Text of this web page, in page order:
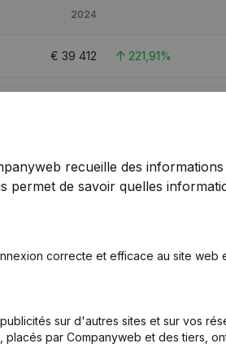
2024
€ 39 412 221,91%
…) - Modification Forme
(NL)
recueille des
permet de savoir quelles
correcte et efficace au site web
sur d'autres sites et sur vos
par Companyweb et des tiers,